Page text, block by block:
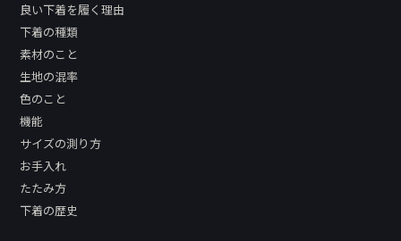
良い下着を履く理由
下着の種類
素材のこと
生地の混率
色のこと
機能
サイズの測り方
お手入れ
たたみ方
下着の歴史